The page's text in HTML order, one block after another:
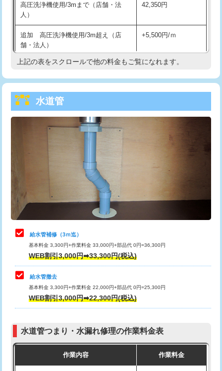
給水管工事※（土の掘削・埋め戻し作
業)
11,000円
給水管工事※（塩ビ管（VP・HI）使
用/3ｍまで)
33,000円
給水管工事※（塩ビ管（VP・HI）使
+8,800円
給水管工事※（ライニング鋼管・銅
管・ポリ管・HT管使用/3ｍまで)
給水管工事※（ライニング鋼管・銅
管・ポリ管・HT管使用/3ｍ超え)
排水管工事（土の掘削・埋め戻し作
11,000円~
排水管工事（排水管工事/3ｍまで） 55,000円
排水管工事（追加 排水管工事/3ｍ超
マス交換（土の掘削・埋め戻し作業）
マス交換（深さ50㎝未満）
マス交換（深さ50㎝以上）
コンクリート斫り（厚さ10㎝まで）
モルタル補修（厚さ10㎝超え） 38,500円
高圧洗浄機使用/3mまで（店舗・法
人）
42,350円
追加 高圧洗浄機使用/3m超え（店
舗・法人）
+5,500円/ｍ
高度高圧洗浄換 現地調査
トーラー機使用/3mまで
追加トーラー機使用/3m超え
33,000円
8,800円
止水・漏水調査・防水処理・清掃・修
理・調整・分解・加工など（軽作業）
11,000円
止水・漏水調査・防水処理・清掃・修
理・調整・分解・加工など（中作業）
止水・漏水調査・防水処理・清掃・修
理・調整・分解・加工など（重作業）
33,000円
その他部品の脱着
交換・取付（タンク）
式）)
式・ワンホール）)
上記の表をスクロールで他の料金もご覧になれます。
水道管
給水管補修（3ｍ迄）
基本料金 3,300円+作業料金 33,000円+部品代 0円=36,300円
WEB割引3,000円➡33,300円(税込)
給水管撤去
基本料金 3,300円+作業料金 22,000円+部品代 0円=25,300円
WEB割引3,000円➡22,300円(税込)
水道管つまり・水漏れ修理の作業料金表
作業内容 作業料金